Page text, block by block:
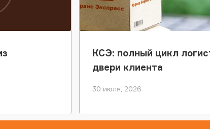
КСЭ: полный цикл
двери клиента
30 июля, 2026